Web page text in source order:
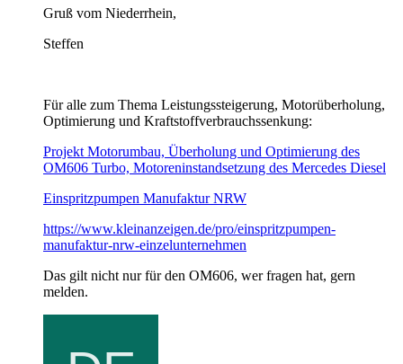
Gruß vom Niederrhein,
Steffen
Für alle zum Thema Leistungssteigerung, Motorüberholung,
Optimierung und Kraftstoffverbrauchssenkung:
Projekt Motorumbau, Überholung und Optimierung des
OM606 Turbo, Motoreninstandsetzung des Mercedes Diesel
Einspritzpumpen Manufaktur NRW
https://www.kleinanzeigen.de/pro/einspritzpumpen-
manufaktur-nrw-einzelunternehmen
Das gilt nicht nur für den OM606, wer fragen hat, gern
melden.